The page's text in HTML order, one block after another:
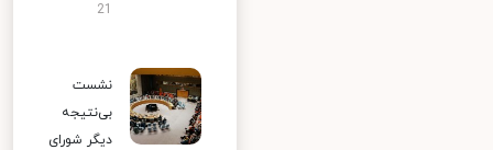
نشست
بی‌نتیجه
دیگر شورای